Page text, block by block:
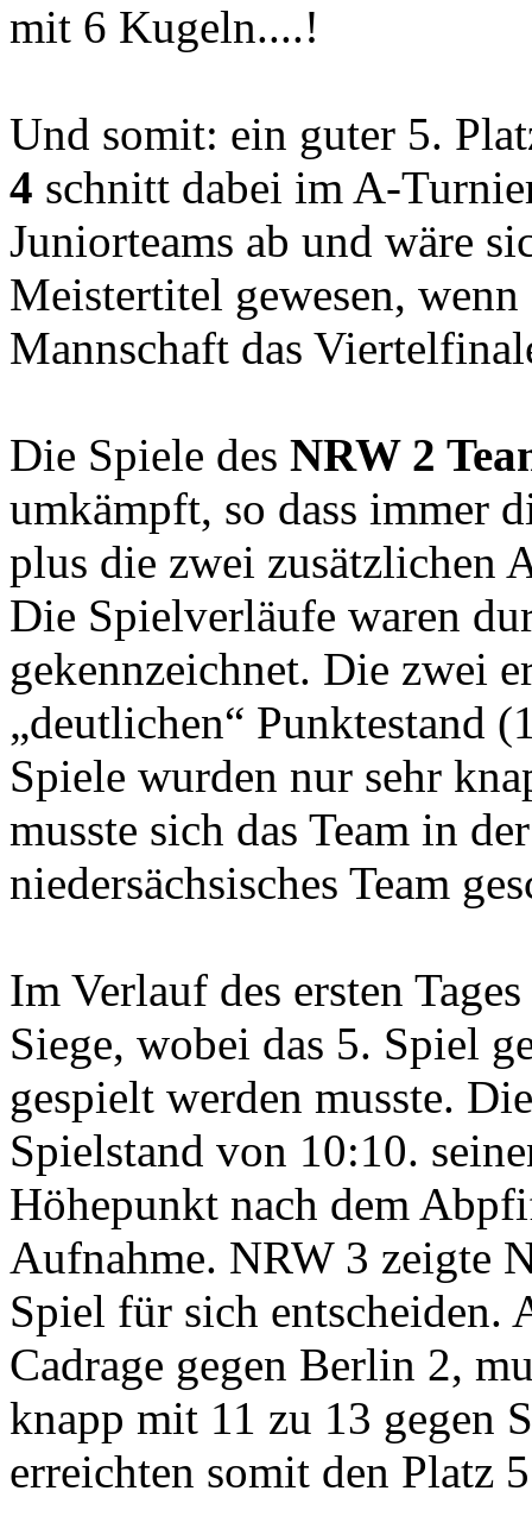
mit 6 Kugeln....!
Und somit: ein guter 5.
4 schnitt dabei im A-
Juniorteams ab und wäre
Meistertitel gewesen,
Mannschaft das
Die Spiele des NRW 2
umkämpft, so dass immer
plus die zwei zusätzlichen
Die Spielverläufe waren
gekennzeichnet. Die zwei
„deutlichen“ Punktestand
Spiele wurden nur sehr
musste sich das Team in
niedersächsisches Team
Im Verlauf des ersten
Siege, wobei das 5. Spiel
gespielt werden musste.
Spielstand von 10:10.
Höhepunkt nach dem
Aufnahme. NRW 3 zeigte
Spiel für sich entscheiden.
Cadrage gegen Berlin 2,
knapp mit 11 zu 13 gegen
erreichten somit den Platz